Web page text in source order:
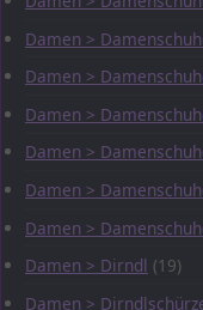
Damen >
Damen >
Damen >
Damen >
Damen >
Damen >
Damen > Dirndl (19)
Damen >